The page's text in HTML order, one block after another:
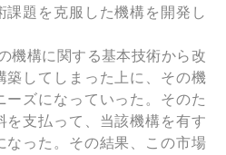
題を克服した機構を開発し
機構に関する基本技術から改
築してしまった上に、その機
ズになっていった。そのた
を支払って、当該機構を有す
なった。その結果、この市場